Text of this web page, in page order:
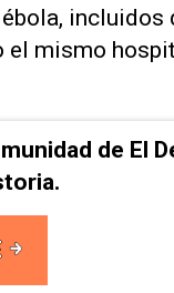
incluidos
el mismo
de El